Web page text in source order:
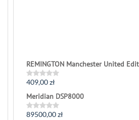
REMINGTON Manchester United
Rated
out
of
5
409,00zł
Meridian DSP8000
Rated
89500,00zł